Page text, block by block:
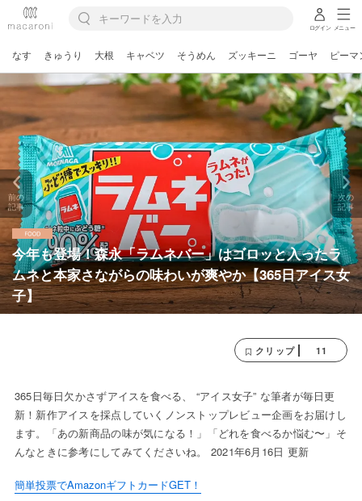
ログイン メニュー
なす きゅうり 大根 キャベツ そうめん ズッキーニ ゴーヤ ピーマ
今年も登場！森永「ラムネバー」はゴロッと入ったラ
ムネと本家さながらの味わいが爽やか【365日アイス女
子】
前の
記事
次の
記事
クリップ 11
365日毎日欠かさずアイスを食べる、 “アイス女子” な筆者が毎日更
新！新作アイスを採点していくノンストップレビュー企画をお届けし
ます。「あの新商品の味が気になる！」「どれを食べるか悩む〜」そ
んなときに参考にしてみてくださいね。 2021年6月16日 更新
簡単投票でAmazonギフトカードGET！